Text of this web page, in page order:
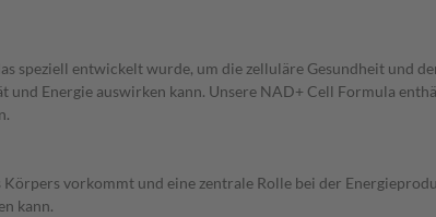
speziell entwickelt wurde, um die zelluläre Gesundheit und
und Energie auswirken kann. Unsere NAD+ Cell Formula
vorkommt und eine zentrale Rolle bei der
kann.